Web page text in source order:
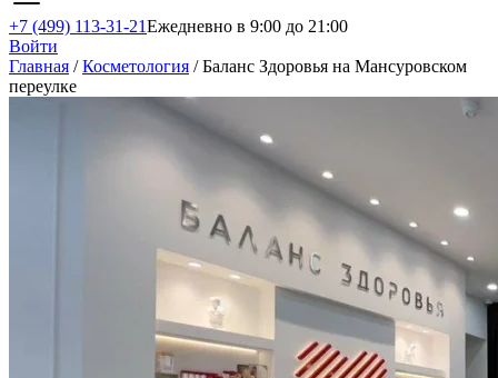
+7 (499) 113-31-21Ежедневно в 9:00 до 21:00
Войти
Главная /Косметология /Баланс Здоровья на Мансуровском
переулке